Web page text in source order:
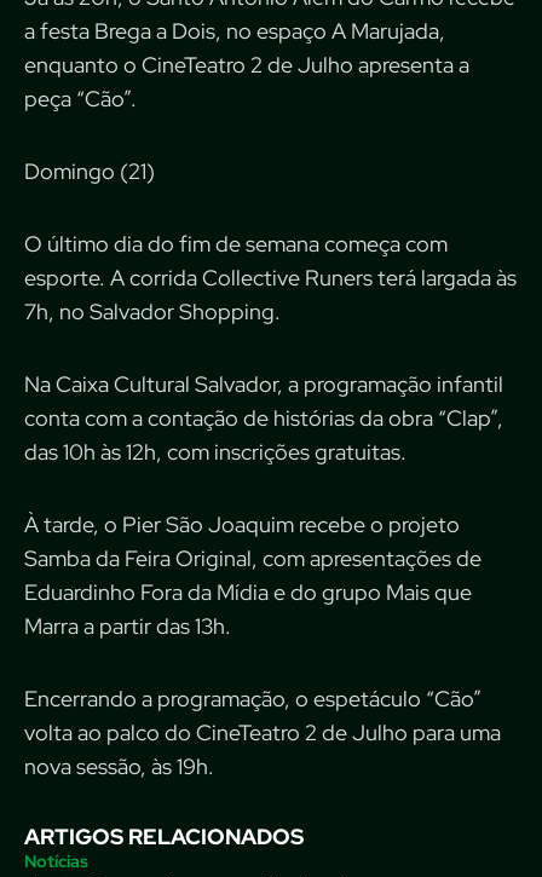
a festa Brega a Dois, no espaço A Marujada,
enquanto o CineTeatro 2 de Julho apresenta a
peça “Cão”.
Domingo (21)
O último dia do fim de semana começa com
esporte. A corrida Collective Runers terá largada às
7h, no Salvador Shopping.
Na Caixa Cultural Salvador, a programação infantil
conta com a contação de histórias da obra “Clap”,
das 10h às 12h, com inscrições gratuitas.
À tarde, o Pier São Joaquim recebe o projeto
Samba da Feira Original, com apresentações de
Eduardinho Fora da Mídia e do grupo Mais que
Marra a partir das 13h.
Encerrando a programação, o espetáculo “Cão”
volta ao palco do CineTeatro 2 de Julho para uma
nova sessão, às 19h.
ARTIGOS RELACIONADOS
Notícias